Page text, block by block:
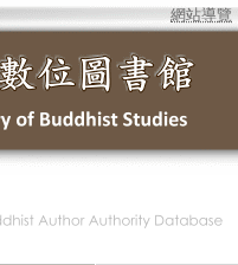
網站導覽